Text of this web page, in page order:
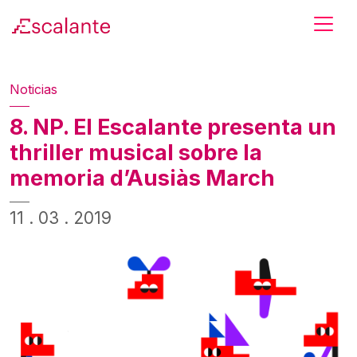
Noticias
8. NP. El Escalante presenta un
thriller musical sobre la
memoria d’Ausiàs March
11 . 03 . 2019